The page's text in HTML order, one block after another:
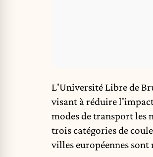
L'Université Libre de
visant à réduire
modes de transport les
trois catégories de
villes européennes sont